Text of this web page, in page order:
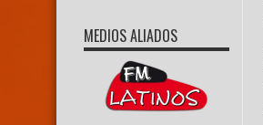
MEDIOS ALIADOS